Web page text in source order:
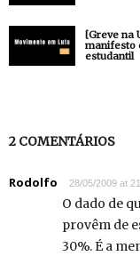
[Greve na
manifesto
estudantil
2 COMENTÁRIOS
Rodolfo 28/05/2009 at
O dado de
provêm de
30%. É a